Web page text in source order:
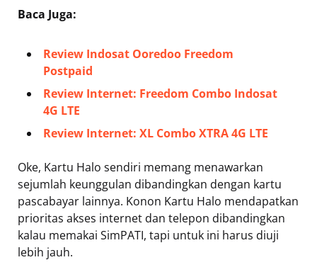
Baca Juga:
Review Indosat Ooredoo Freedom
Postpaid
Review Internet: Freedom Combo Indosat
4G LTE
Review Internet: XL Combo XTRA 4G LTE
Oke, Kartu Halo sendiri memang menawarkan
sejumlah keunggulan dibandingkan dengan kartu
pascabayar lainnya. Konon Kartu Halo mendapatkan
prioritas akses internet dan telepon dibandingkan
kalau memakai SimPATI, tapi untuk ini harus diuji
lebih jauh.